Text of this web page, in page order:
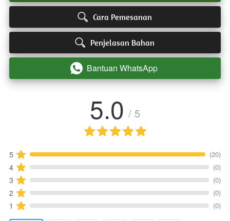
` Cara Pemesanan
` Penjelasan Bahan
` Bantuan WhatsApp
5.0 / 5
5 (20)
4 (0)
3 (0)
2 (0)
1 (0)